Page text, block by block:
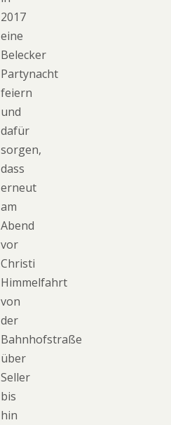
2017
eine
Belecker
Partynacht
feiern
und
dafür
sorgen,
dass
erneut
am
Abend
vor
Christi
Himmelfahrt
von
der
Bahnhofstraße
über
Seller
bis
hin